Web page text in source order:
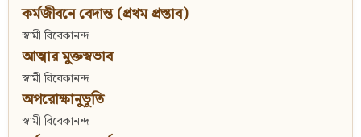
কর্মজীবনে বেদান্ত (প্রথম প্রস্তাব)
স্বামী বিবেকানন্দ
আত্মার মুক্তস্বভাব
স্বামী বিবেকানন্দ
অপরোক্ষানুভূতি
স্বামী বিবেকানন্দ